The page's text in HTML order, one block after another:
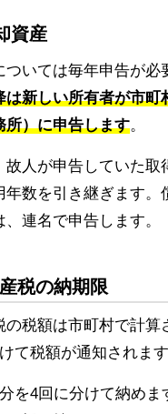
資産
いては毎年申告が必
は新しい所有者が市町
所）に申告します。
故人が申告していた取
年数を引き継ぎます。
連名で申告します。
税の納期限
の税額は市町村で計算
て税額が通知されます
を4回に分けて納めま